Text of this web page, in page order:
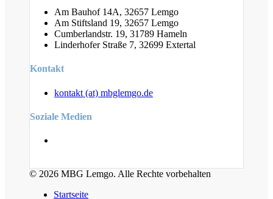
Am Bauhof 14A, 32657 Lemgo
Am Stiftsland 19, 32657 Lemgo
Cumberlandstr. 19, 31789 Hameln
Linderhofer Straße 7, 32699 Extertal
Kontakt
kontakt (at) mbglemgo.de
Soziale Medien
© 2026 MBG Lemgo. Alle Rechte vorbehalten
Startseite